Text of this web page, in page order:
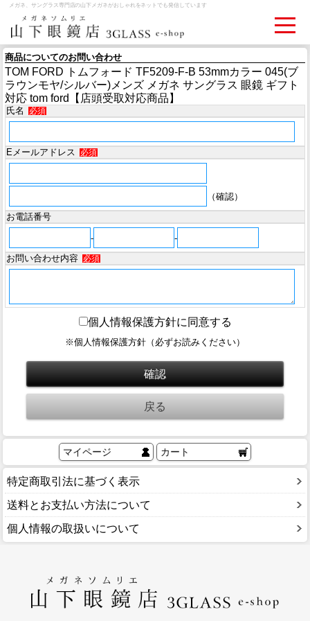
メガネ、サングラス専門店の山下メガネがおしゃれをネットでも発信しています
ログイン お買いものカゴ
お問い合わせ 検眼予約
MEDIA
おすすめアイテム
ブログ
会社概要
インフォメーション
商品についてのお問い合わせ
TOM FORD トムフォード TF5209-F-B 53mmカラー 045(ブ
ラウンモヤ/シルバー)メンズ メガネ サングラス 眼鏡 ギフト
対応 tom ford【店頭受取対応商品】
氏名 必須
Eメールアドレス 必須
（確認）
お電話番号
-
-
お問い合わせ内容
必須
個人情報保護方針に同意する
※個人情報保護方針（必ずお読みください）
マイページ カート
特定商取引法に基づく表示
送料とお支払い方法について
個人情報の取扱いについて